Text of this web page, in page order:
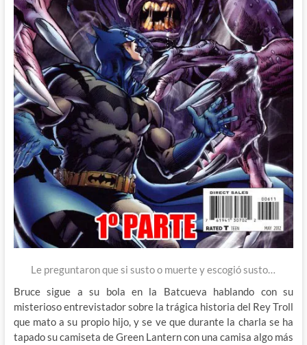
Le preguntaron que si susto o muerte y escogió susto…
Bruce sigue a su bola en la Batcueva hablando con su
misterioso entrevistador sobre la trágica historia del Rey Troll
que mato a su propio hijo, y se ve que durante la charla se ha
tapado su camiseta de Green Lantern con una camisa algo más